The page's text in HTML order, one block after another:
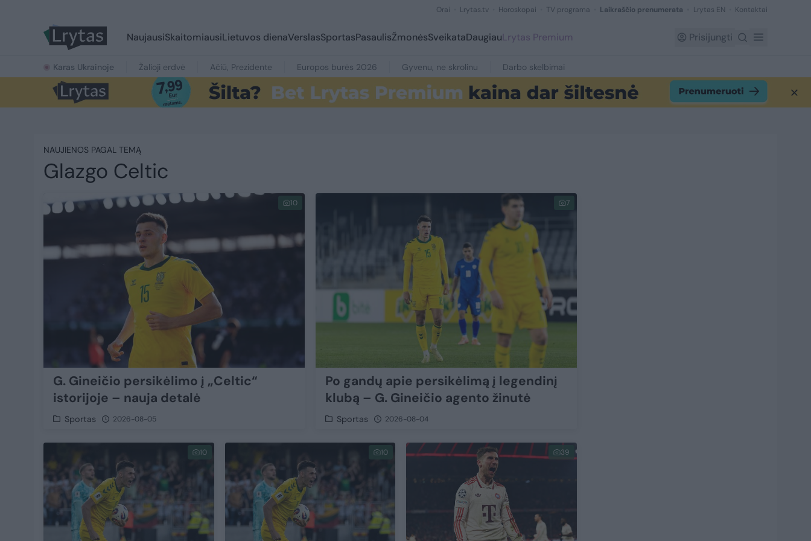
Orai Lrytas.tv Horoskopai TV programa Laikraščio prenumerata Lrytas EN Kontaktai
NaujausiSkaitomiausiLietuvos dienaVerslasSportasPasaulisŽmonėsSveikataDaugiauLrytas Premium Prisijungti
Karas Ukrainoje Žalioji erdvė Ačiū, Prezidente Europos burės 2026 Gyvenu, ne skrolinu Darbo skelbimai
NAUJIENOS PAGAL TEMĄ
Glazgo Celtic
10
G. Gineičio persikėlimo į „Celtic“
istorijoje – nauja detalė
Sportas 2026-08-05
7
Po gandų apie persikėlimą į legendinį
klubą – G. Gineičio agento žinutė
Sportas 2026-08-04
10 10 39